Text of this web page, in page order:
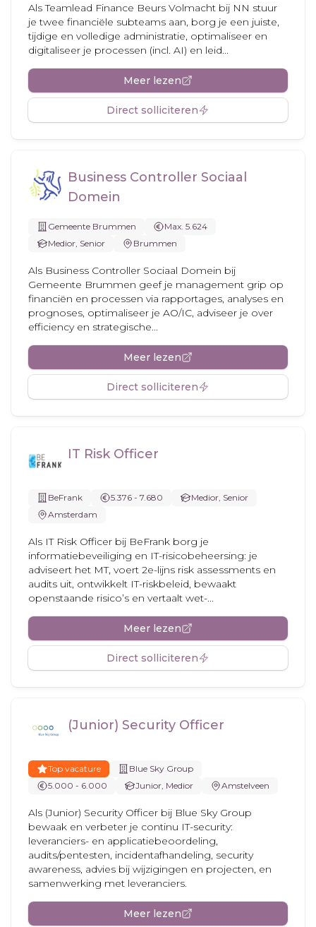
Als Teamlead Finance Beurs Volmacht bij NN stuur
je twee financiële subteams aan, borg je een juiste,
tijdige en volledige administratie, optimaliseer en
digitaliseer je processen (incl. AI) en leid...
Meer lezen
Direct solliciteren
Business Controller Sociaal
Domein
Gemeente Brummen
Max. 5.624
Medior, Senior
Brummen
Als Business Controller Sociaal Domein bij
Gemeente Brummen geef je management grip op
financiën en processen via rapportages, analyses en
prognoses, optimaliseer je AO/IC, adviseer je over
efficiency en strategische...
Meer lezen
Direct solliciteren
IT Risk Officer
BeFrank 5.376 - 7.680
Medior, Senior
Amsterdam
Als IT Risk Officer bij BeFrank borg je
informatiebeveiliging en IT-risicobeheersing: je
adviseert het MT, voert 2e-lijns risk assessments en
audits uit, ontwikkelt IT-riskbeleid, bewaakt
openstaande risico’s en vertaalt wet-...
Meer lezen
Direct solliciteren
(Junior) Security Officer
Top vacature
Blue Sky Group
5.000 - 6.000
Junior, Medior Amstelveen
Als (Junior) Security Officer bij Blue Sky Group
bewaak en verbeter je continu IT-security:
leveranciers- en applicatiebeoordeling,
audits/pentesten, incidentafhandeling, security
awareness, advies bij wijzigingen en projecten, en
samenwerking met leveranciers.
Meer lezen